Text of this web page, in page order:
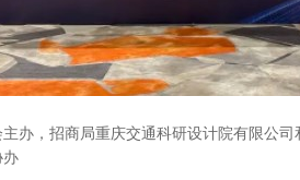
办，招商局重庆交通科研设计院有限公